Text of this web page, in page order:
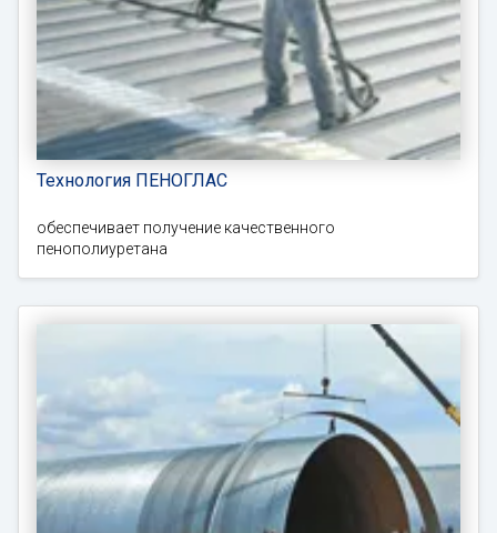
Технология ПЕНОГЛАС
обеспечивает получение качественного
пенополиуретана